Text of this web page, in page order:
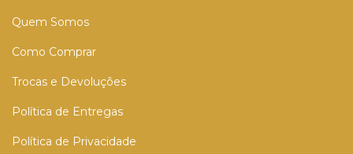
Quem Somos
Como Comprar
Trocas e Devoluções
Política de Entregas
Política de Privacidade